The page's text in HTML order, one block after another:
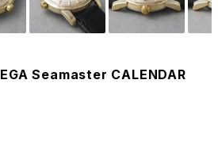
Seamaster CALENDAR